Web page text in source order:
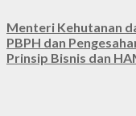
Menteri Kehutanan
PBPH dan
Prinsip Bisnis dan